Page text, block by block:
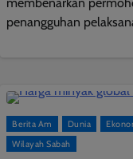
penangguhan
Berita Am Dunia
Wilayah Sabah